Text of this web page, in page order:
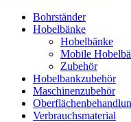
Bohrständer
Hobelbänke
Hobelbänke
Mobile
Zubehör
Hobelbankzubehör
Maschinenzubehör
Verbrauchsmaterial